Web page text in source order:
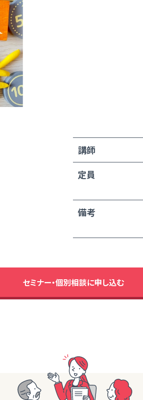
講師
定員
備考
セミナー・個別相談に申し込む